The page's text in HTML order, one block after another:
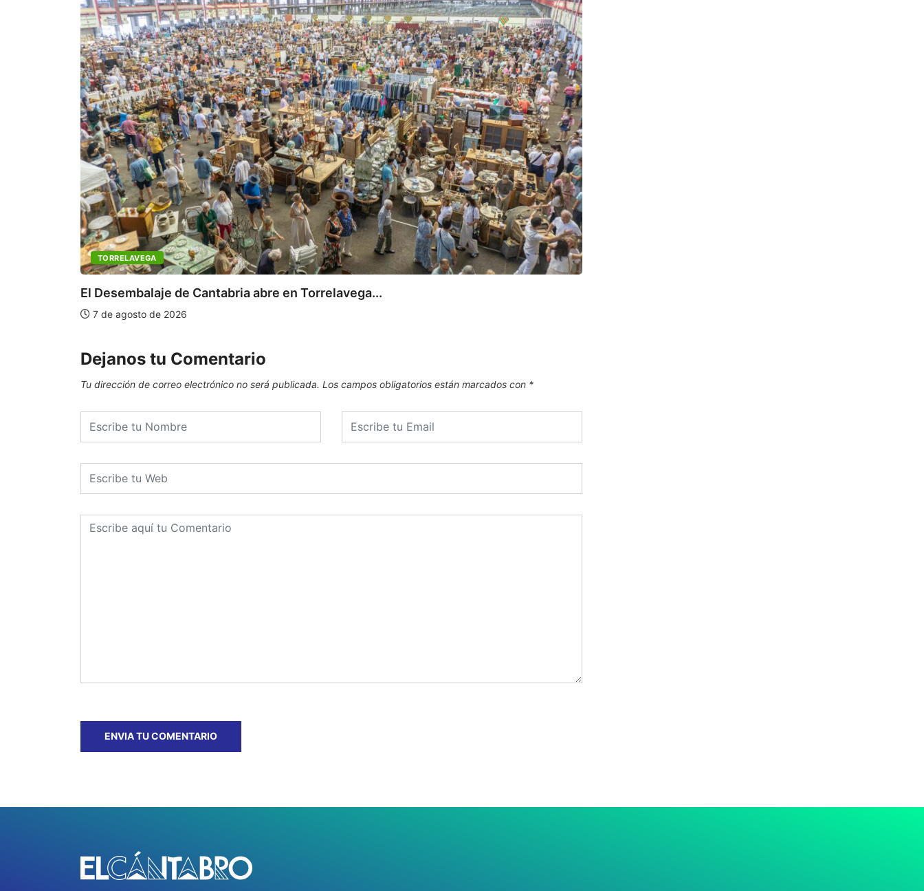
TORRELAVEGA
El Desembalaje de Cantabria abre en Torrelavega...
7 de agosto de 2026
Dejanos tu Comentario
Tu dirección de correo electrónico no será publicada. Los campos obligatorios están marcados con *